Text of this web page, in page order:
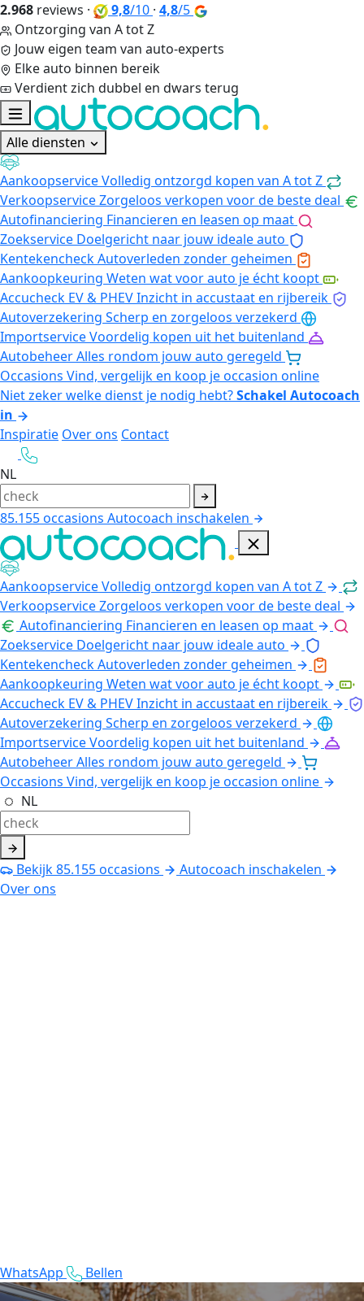
2.968 reviews · 9,8/10 · 4,8/5
Ontzorging van A tot Z
Jouw eigen team van auto-experts
Elke auto binnen bereik
Verdient zich dubbel en dwars terug
Alle diensten
AankoopserviceVolledig ontzorgd kopen van A tot Z
VerkoopserviceZorgeloos verkopen voor de beste deal
Autofinanciering Financieren en leasen op maat
Zoekservice Doelgericht naar jouw ideale auto
KentekencheckAutoverleden zonder geheimen
Aankoopkeuring Weten wat voor auto je écht koopt
Accucheck EV & PHEVInzicht in accustaat en rijbereik
Autoverzekering Scherp en zorgeloos verzekerd
ImportserviceVoordelig kopen uit het buitenland
AutobeheerAlles rondom jouw auto geregeld
Occasions Vind, vergelijk en koop je occasion online
Niet zeker welke dienst je nodig hebt?Schakel Autocoach
in
Inspiratie Over ons Contact
NL
85.155occasions Autocoach inschakelen
AankoopserviceVolledig ontzorgd kopen van A tot Z
VerkoopserviceZorgeloos verkopen voor de beste deal
Autofinanciering Financieren en leasen op maat
Zoekservice Doelgericht naar jouw ideale auto
KentekencheckAutoverleden zonder geheimen
Aankoopkeuring Weten wat voor auto je écht koopt
Accucheck EV & PHEVInzicht in accustaat en rijbereik
Autoverzekering Scherp en zorgeloos verzekerd
ImportserviceVoordelig kopen uit het buitenland
AutobeheerAlles rondom jouw auto geregeld
Occasions Vind, vergelijk en koop je occasion online
NL
Bekijk85.155occasions
Autocoach inschakelen
Over ons
WhatsApp Bellen